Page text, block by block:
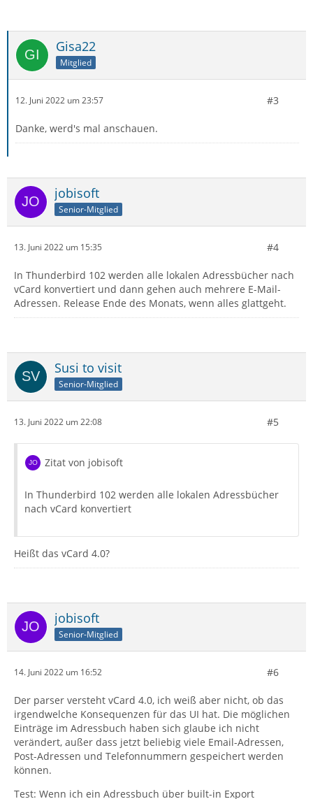
Gisa22
Mitglied
12. Juni 2022 um 23:57 #3
Danke, werd's mal anschauen.
jobisoft
Senior-Mitglied
13. Juni 2022 um 15:35 #4
In Thunderbird 102 werden alle lokalen Adressbücher nach
vCard konvertiert und dann gehen auch mehrere E-Mail-
Adressen. Release Ende des Monats, wenn alles glattgeht.
Susi to visit
Senior-Mitglied
13. Juni 2022 um 22:08 #5
Zitat von jobisoft
In Thunderbird 102 werden alle lokalen Adressbücher
nach vCard konvertiert
Heißt das vCard 4.0?
jobisoft
Senior-Mitglied
14. Juni 2022 um 16:52 #6
Der parser versteht vCard 4.0, ich weiß aber nicht, ob das
irgendwelche Konsequenzen für das UI hat. Die möglichen
Einträge im Adressbuch haben sich glaube ich nicht
verändert, außer dass jetzt beliebig viele Email-Adressen,
Post-Adressen und Telefonnummern gespeichert werden
können.
Test: Wenn ich ein Adressbuch über built-in Export